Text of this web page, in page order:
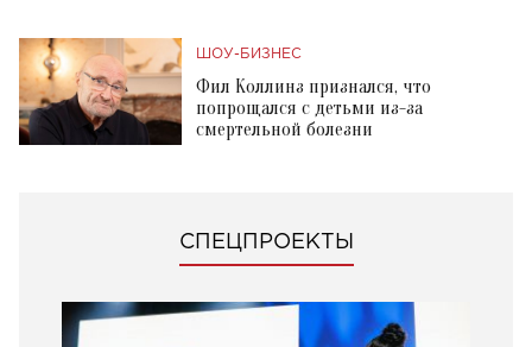
ШОУ-БИЗНЕС
Фил Коллинз признался, что
попрощался с детьми из-за
смертельной болезни
СПЕЦПРОЕКТЫ